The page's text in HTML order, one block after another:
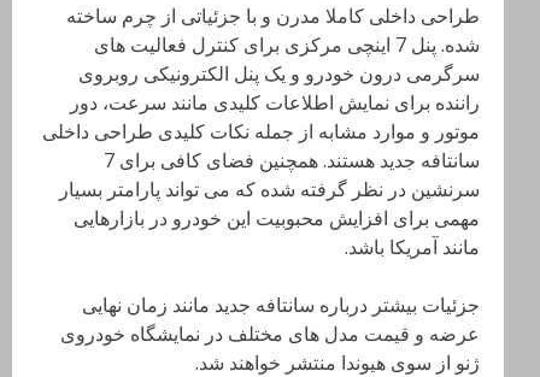
طراحی داخلی کاملا مدرن و با جزئیاتی از چرم ساخته
شده. پنل 7 اینچی مرکزی برای کنترل فعالیت های
سرگرمی درون خودرو و یک پنل الکترونیکی روبروی
راننده برای نمایش اطلاعات کلیدی مانند سرعت، دور
موتور و موارد مشابه از جمله نکات کلیدی طراحی داخلی
سانتافه جدید هستند. همچنین فضای کافی برای 7
سرنشین در نظر گرفته شده که می تواند پارامتر بسیار
مهمی برای افزایش محبوبیت این خودرو در بازارهایی
مانند آمریکا باشد.
جزئیات بیشتر درباره سانتافه جدید مانند زمان نهایی
عرضه و قیمت مدل های مختلف در نمایشگاه خودروی
ژنو از سوی هیوندا منتشر خواهند شد.